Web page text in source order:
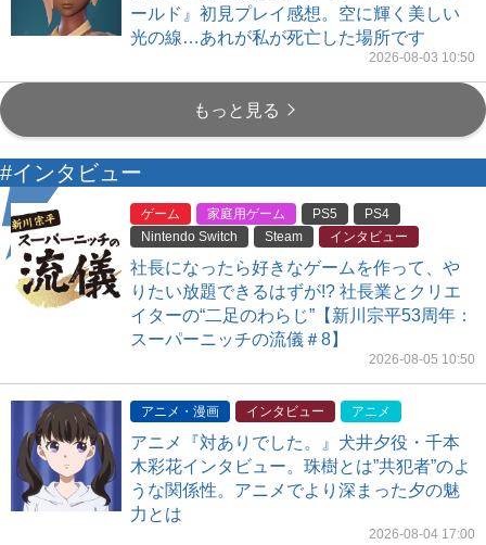
ールド』初見プレイ感想。空に輝く美しい
光の線…あれが私が死亡した場所です
2026-08-03 10:50
もっと見る
#インタビュー
ゲーム 家庭用ゲーム PS5
PS4
Nintendo Switch
Steam インタビュー
社長になったら好きなゲームを作って、や
りたい放題できるはずが!? 社長業とクリエ
イターの“二足のわらじ”【新川宗平53周年：
スーパーニッチの流儀＃8】
2026-08-05 10:50
アニメ・漫画 インタビュー アニメ
アニメ『対ありでした。』犬井夕役・千本
木彩花インタビュー。珠樹とは”共犯者”のよ
うな関係性。アニメでより深まった夕の魅
力とは
2026-08-04 17:00